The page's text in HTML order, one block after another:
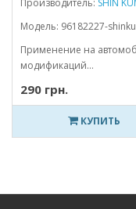
Производитель: SHIN
Модель: 96182227-
Применение на
модификаций...
290 грн.
КУПИТЬ